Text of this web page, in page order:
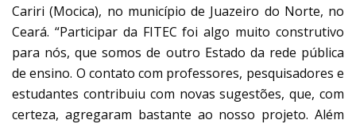
Cariri (Mocica), no município de Juazeiro do Norte, no
Ceará. “Participar da FITEC foi algo muito construtivo
para nós, que somos de outro Estado da rede pública
de ensino. O contato com professores, pesquisadores e
estudantes contribuiu com novas sugestões, que, com
certeza, agregaram bastante ao nosso projeto. Além